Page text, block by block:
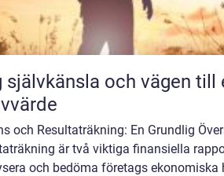
självkänsla och vägen till
och Resultaträkning: En Grundlig
är två viktiga finansiella
och bedöma företags ekonomiska